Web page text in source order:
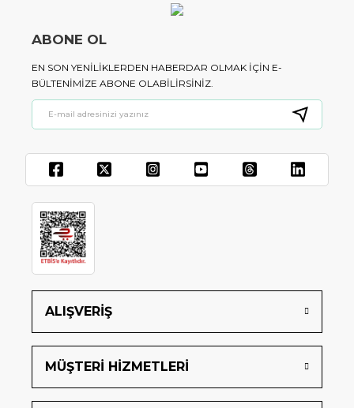
ALIŞVERİŞ
MÜŞTERİ HİZMETLERİ
ABONE OL
EN SON YENILIKLERDEN HABERDAR OLMAK IÇIN E-
BÜLTENIMIZE ABONE OLABILIRSINIZ.